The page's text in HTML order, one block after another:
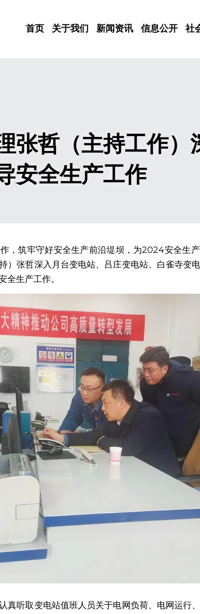
首页 关于我们 新闻资讯 信息公开 社
张哲（主持工作）
安全生产工作
筑牢守好安全生产前沿堤坝，为2024安全生
）张哲深入月台变电站、吕庄变电站、白雀寺变
全生产工作。
听取变电站值班人员关于电网负荷、电网运行